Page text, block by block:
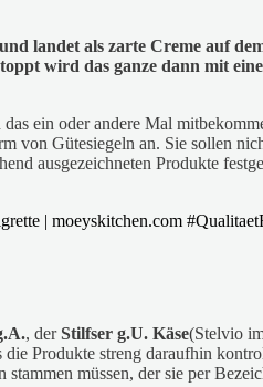
landet als zarte Creme auf
wird das ganze dann mit
ein oder andere Mal
von Gütesiegeln an. Sie sollen
ausgezeichneten Produkte
, derStilfser g.U. Käse(Stelvio
Produkte streng daraufhin
müssen, der sie per